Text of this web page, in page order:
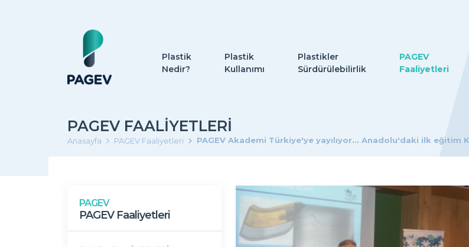
Plastik
Nedir?
Plastik
Kullanımı
Plastikler
Sürdürülebilirlik
PAGEV
Faaliyetleri
PAGEV FAALIYETLERI
Anasayfa PAGEV Faaliyetleri PAGEV Akademi Türkiye'ye yayılıyor... Anadolu'daki ilk eğitim
PAGEV
PAGEV Faaliyetleri